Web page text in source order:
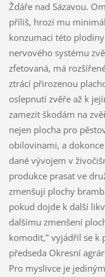
Žďáře nad Sázavou.
příliš, hrozí mu
konzumaci této
nervového systému
zfetovaná, má
ztrácí přirozenou
oslepnutí zvěře až k
zamezit škodám na
nejen plocha pro
obilovinami, a
dané vývojem v
produkce prasat ve
zmenšují plochy
pokud dojde k další
dalšímu zmenšení
komodit," vyjádřil se k
předseda Okresní
Pro myslivce je